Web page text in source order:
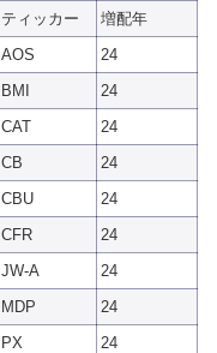
ティッカー
増配年
AOS
24
BMI
24
CAT
24
CB
24
CBU
24
CFR
24
JW-A
24
MDP
24
PX
24